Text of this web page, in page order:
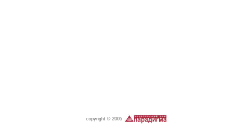
copyright © 2005